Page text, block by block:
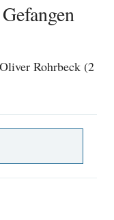
Rohrbeck (2